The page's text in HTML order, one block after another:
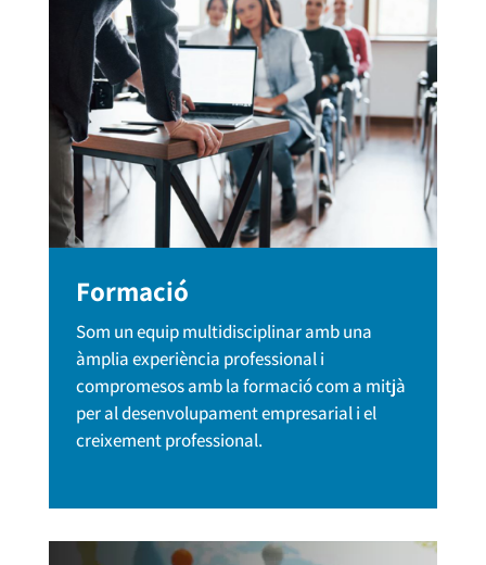
Formació
Som un equip multidisciplinar amb una
àmplia experiència professional i
compromesos amb la formació com a mitjà
per al desenvolupament empresarial i el
creixement professional.